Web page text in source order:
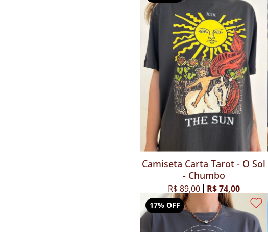
Camiseta Carta Tarot - O Sol
- Chumbo
R$ 89,00 R$ 74,00
17% OFF